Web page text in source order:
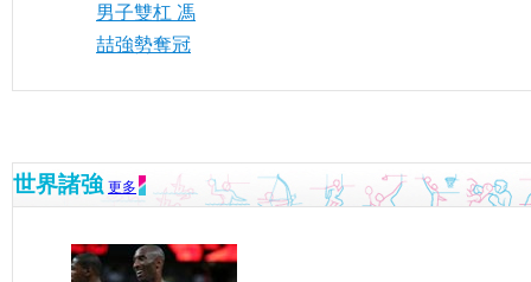
男子雙杠 馮
喆強勢奪冠
世界諸強 更多